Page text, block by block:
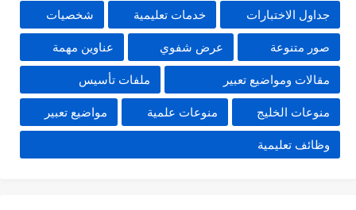
جداول الاختبارات خدمات تعليمية شخصيات
صور متنوعة عرض شفوي عناوين مهمة
مقالات ومواضيع تعبير ملفات تأسيس
منوعات الخليج منوعات علمية مواضيع تعبير
وظائف تعليمية